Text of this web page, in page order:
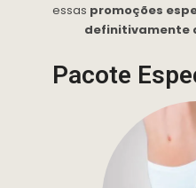
essas promoções
definitivamente
Pacote